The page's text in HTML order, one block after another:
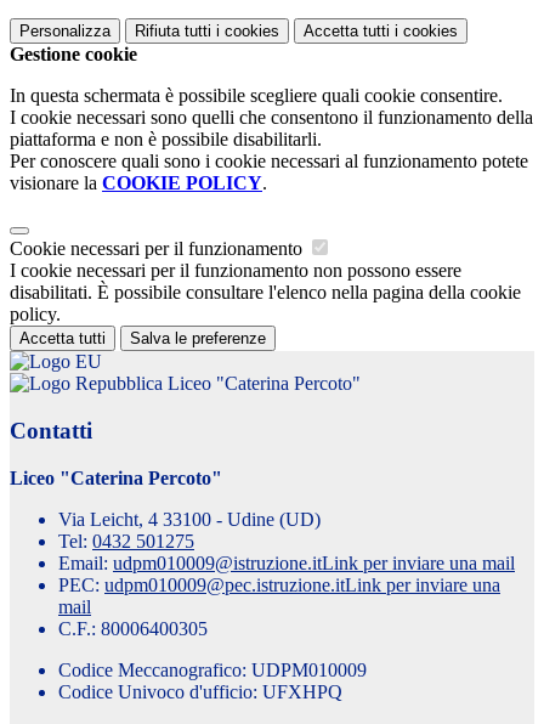
Personalizza Rifiuta tutti i cookies Accetta tutti i cookies
Gestione cookie
In questa schermata è possibile scegliere quali cookie consentire.
I cookie necessari sono quelli che consentono il funzionamento della
piattaforma e non è possibile disabilitarli.
Per conoscere quali sono i cookie necessari al funzionamento potete
visionare la COOKIE POLICY.
Cookie necessari per il funzionamento
I cookie necessari per il funzionamento non possono essere
disabilitati. È possibile consultare l'elenco nella pagina della cookie
policy.
Accetta tutti Salva le preferenze
Liceo "Caterina Percoto"
Contatti
Liceo "Caterina Percoto"
Via Leicht, 4 33100 - Udine (UD)
Tel: 0432 501275
Email: udpm010009@istruzione.itLink per inviare una mail
PEC: udpm010009@pec.istruzione.itLink per inviare una
mail
C.F.: 80006400305
Codice Meccanografico: UDPM010009
Codice Univoco d'ufficio: UFXHPQ